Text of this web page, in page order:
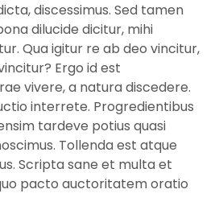
discessimus. Sed tamen
dilucide dicitur, mihi
Qua igitur re ab deo vincitur,
Ergo id est
vivere, a natura discedere.
interrete. Progredientibus
tardeve potius quasi
Tollenda est atque
Scripta sane et multa et
pacto auctoritatem oratio